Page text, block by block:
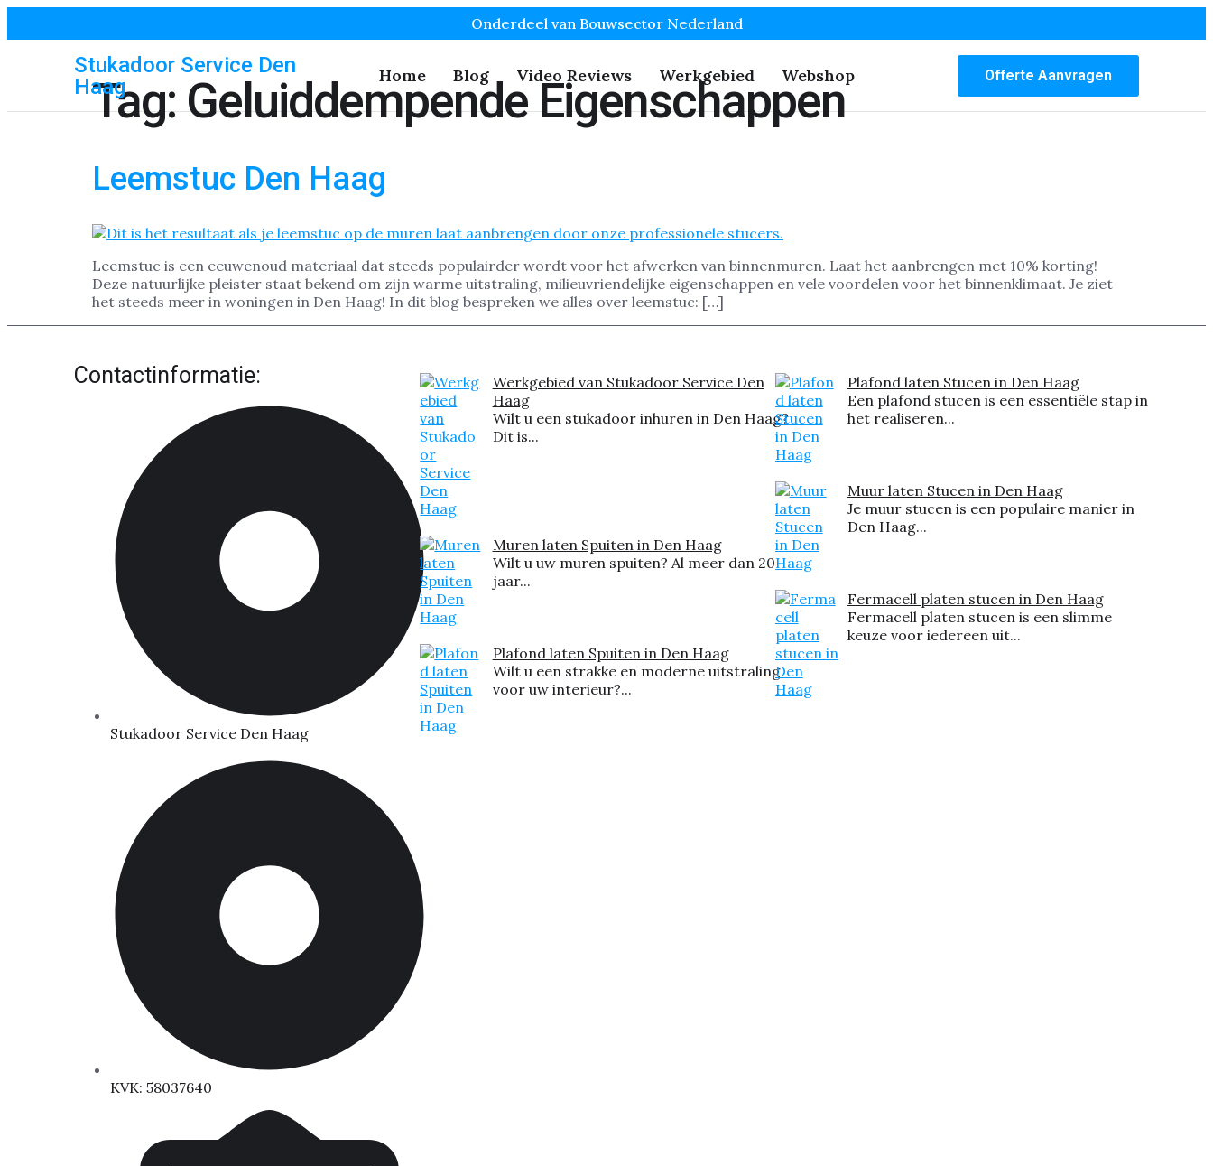
Onderdeel van Bouwsector Nederland
Stukadoor Service Den
Haag
Home Blog Video Reviews Werkgebied Webshop Offerte Aanvragen
Tag:Geluiddempende Eigenschappen
Leemstuc Den Haag
Leemstuc is een eeuwenoud materiaal dat steeds populairder wordt voor het afwerken van binnenmuren. Laat het aanbrengen met 10% korting!
Deze natuurlijke pleister staat bekend om zijn warme uitstraling, milieuvriendelijke eigenschappen en vele voordelen voor het binnenklimaat. Je ziet
het steeds meer in woningen in Den Haag! In dit blog bespreken we alles over leemstuc: […]
Contactinformatie:
Stukadoor Service Den Haag
KVK: 58037640
Werkgebied van Stukadoor Service Den
Haag
Wilt u een stukadoor inhuren in Den Haag?
Dit is...
Muren laten Spuiten in Den Haag
Wilt u uw muren spuiten? Al meer dan 20
jaar...
Plafond laten Spuiten in Den Haag
Wilt u een strakke en moderne uitstraling
voor uw interieur?...
Plafond laten Stucen in Den Haag
Een plafond stucen is een essentiële stap in
het realiseren...
Muur laten Stucen in Den Haag
Je muur stucen is een populaire manier in
Den Haag...
Fermacell platen stucen in Den Haag
Fermacell platen stucen is een slimme
keuze voor iedereen uit...